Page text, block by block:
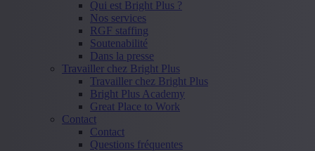
Qui est Bright Plus ?
Nos services
RGF staffing
Soutenabilité
Dans la presse
Travailler chez Bright Plus
Travailler chez Bright Plus
Bright Plus Academy
Great Place to Work
Contact
Contact
Questions fréquentes